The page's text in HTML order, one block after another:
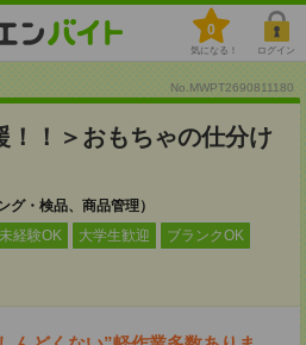
0
気になる！ ログイン
No.MWPT2690811180
！！＞おもちゃの仕分け
グ・検品、商品管理）
経験OK 大学生歓迎 ブランクOK